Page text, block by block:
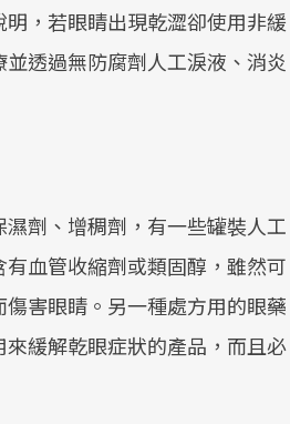
，若眼睛出現乾澀卻使用非緩
透過無防腐劑人工淚液、消炎
劑、增稠劑，有一些罐裝人工
血管收縮劑或類固醇，雖然可
害眼睛。另一種處方用的眼藥
緩解乾眼症狀的產品，而且必
前往專題
前往專題